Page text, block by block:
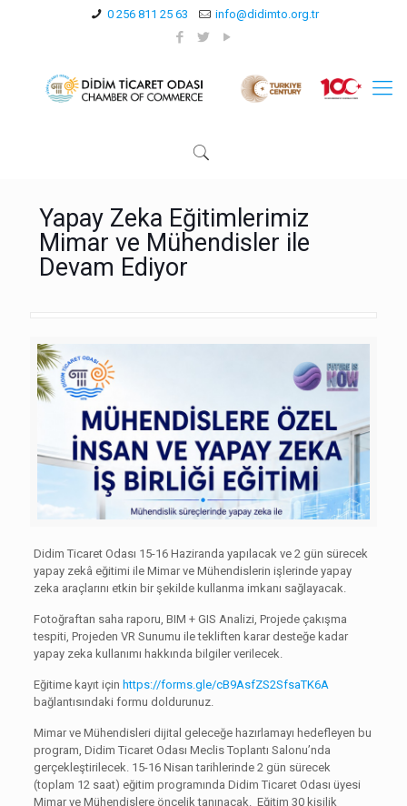
0 256 811 25 63 info@didimto.org.tr
Yapay Zeka Eğitimlerimiz
Mimar ve Mühendisler ile
Devam Ediyor
Didim Ticaret Odası 15-16 Haziranda yapılacak ve 2 gün sürecek
yapay zekâ eğitimi ile Mimar ve Mühendislerin işlerinde yapay
zeka araçlarını etkin bir şekilde kullanma imkanı sağlayacak.
Fotoğraftan saha raporu, BIM + GIS Analizi, Projede çakışma
tespiti, Projeden VR Sunumu ile tekliften karar desteğe kadar
yapay zeka kullanımı hakkında bilgiler verilecek.
Eğitime kayıt için https://forms.gle/cB9AsfZS2SfsaTK6A
bağlantısındaki formu doldurunuz.
Mimar ve Mühendisleri dijital geleceğe hazırlamayı hedefleyen bu
program, Didim Ticaret Odası Meclis Toplantı Salonu’nda
gerçekleştirilecek. 15-16 Nisan tarihlerinde 2 gün sürecek
(toplam 12 saat) eğitim programında Didim Ticaret Odası üyesi
Mimar ve Mühendislere öncelik tanınacak. Eğitim 30 kişilik